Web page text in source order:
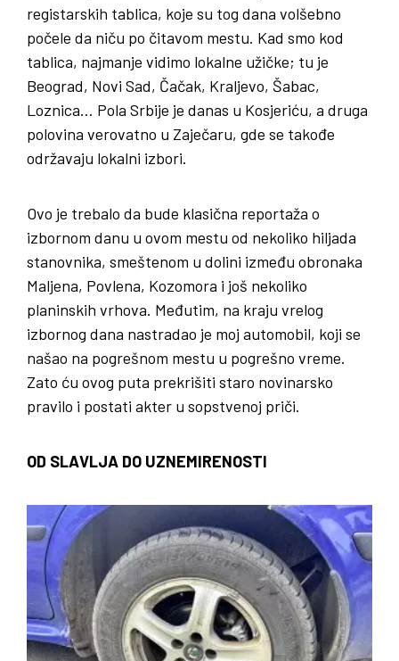
registarskih tablica, koje su tog dana volšebno
počele da niču po čitavom mestu. Kad smo kod
tablica, najmanje vidimo lokalne užičke; tu je
Beograd, Novi Sad, Čačak, Kraljevo, Šabac,
Loznica… Pola Srbije je danas u Kosjeriću, a druga
polovina verovatno u Zaječaru, gde se takođe
održavaju lokalni izbori.
Ovo je trebalo da bude klasična reportaža o
izbornom danu u ovom mestu od nekoliko hiljada
stanovnika, smeštenom u dolini između obronaka
Maljena, Povlena, Kozomora i još nekoliko
planinskih vrhova. Međutim, na kraju vrelog
izbornog dana nastradao je moj automobil, koji se
našao na pogrešnom mestu u pogrešno vreme.
Zato ću ovog puta prekrišiti staro novinarsko
pravilo i postati akter u sopstvenoj priči.
OD SLAVLJA DO UZNEMIRENOSTI